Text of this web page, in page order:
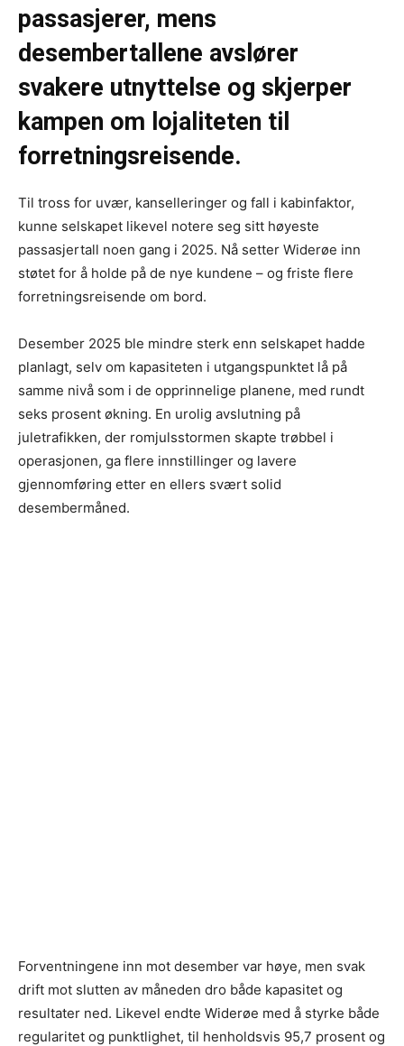
passasjerer, mens
desembertallene avslører
svakere utnyttelse og skjerper
kampen om lojaliteten til
forretningsreisende.
Til tross for uvær, kanselleringer og fall i kabinfaktor,
kunne selskapet likevel notere seg sitt høyeste
passasjertall noen gang i 2025. Nå setter Widerøe inn
støtet for å holde på de nye kundene – og friste flere
forretningsreisende om bord.
Desember 2025 ble mindre sterk enn selskapet hadde
planlagt, selv om kapasiteten i utgangspunktet lå på
samme nivå som i de opprinnelige planene, med rundt
seks prosent økning. En urolig avslutning på
juletrafikken, der romjulsstormen skapte trøbbel i
operasjonen, ga flere innstillinger og lavere
gjennomføring etter en ellers svært solid
desembermåned.
Forventningene inn mot desember var høye, men svak
drift mot slutten av måneden dro både kapasitet og
resultater ned. Likevel endte Widerøe med å styrke både
regularitet og punktlighet, til henholdsvis 95,7 prosent og